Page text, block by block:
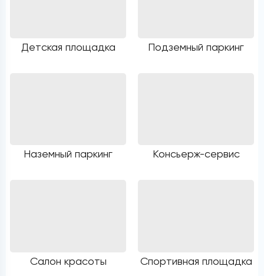
Детская площадка Подземный паркинг
Наземный паркинг Консьерж-сервис
Салон красоты Спортивная площадка